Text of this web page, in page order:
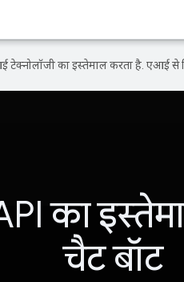
का इस्तेमाल करता है. एआई से
का
चैट बॉट